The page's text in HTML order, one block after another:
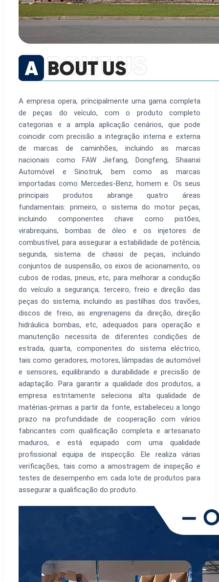
A empresa opera, principalmente uma gama completa
de peças do veículo, com o produto completo
categorias e a ampla aplicação cenários, que pode
coincidir com precisão a integração interna e externa
de marcas de caminhões, incluindo as marcas
nacionais como FAW Jiefang, Dongfeng, Shaanxi
Automóvel e Sinotruk, bem como as marcas
importadas como Mercedes-Benz, homem e. Os seus
principais produtos abrange quatro áreas
fundamentais: primeiro, o sistema do motor peças,
incluindo componentes chave como pistões,
virabrequins, bombas de óleo e os injetores de
combustível, para assegurar a estabilidade de potência;
segunda, sistema de chassi de peças, incluindo
conjuntos de suspensão, os eixos de acionamento, os
cubos de rodas, pneus, etc, para melhorar a condução
do veículo a segurança; terceiro, freio e direção das
peças do sistema, incluindo as pastilhas dos travões,
discos de freio, as engrenagens da direção, direção
hidráulica bombas, etc, adequados para operação e
manutenção necessita de diferentes condições de
estrada; quarta, componentes do sistema eléctrico,
tais como geradores, motores, lâmpadas de automóvel
e sensores, equilibrando a durabilidade e precisão de
adaptação. Para garantir a qualidade dos produtos, a
empresa estritamente seleciona alta qualidade de
matérias-primas a partir da fonte, estabeleceu a longo
prazo na profundidade de cooperação com vários
fabricantes com qualificação completa e artesanato
maduros, e está equipado com uma qualidade
profissional equipa de inspecção. Ele realiza várias
verificações, tais como a amostragem de inspeção e
testes de desempenho em cada lote de produtos para
assegurar a qualificação do produto.